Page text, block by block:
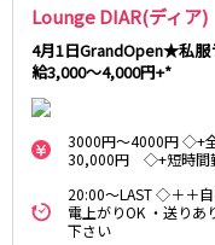
Lounge DIAR(ディア)
4月1日GrandOpen★私
給3,000～4,000円+*
3000円～4000円
30,000円 ◇+短時間
20:00～LAST ◇＋＋
電上がりOK ・送りあ
下さい
六本木
秋葉原
恵比寿
自由が丘・学芸大学
駒込・日暮里
荻窪・阿佐ヶ谷
下北沢・経堂
東新宿駅
東中野駅
麻布十番駅
JR中央・総武線
千葉駅